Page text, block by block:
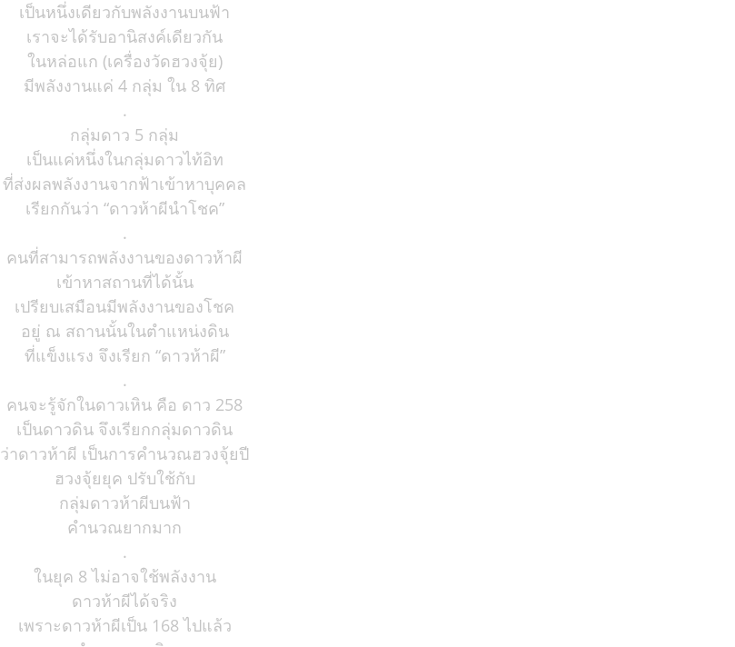
เป็นหนึ่งเดียวกับพลังงานบนฟ้า
เราจะได้รับอานิสงค์เดียวกัน
ในหล่อแก (เครื่องวัดฮวงจุ้ย)
มีพลังงานแค่ 4 กลุ่ม ใน 8 ทิศ
.
กลุ่มดาว 5 กลุ่ม
เป็นแค่หนึ่งในกลุ่มดาวไท้อิท
ที่ส่งผลพลังงานจากฟ้าเข้าหาบุคคล
เรียกกันว่า “ดาวห้าผีนำโชค”
.
คนที่สามารถพลังงานของดาวห้าผี
เข้าหาสถานที่ได้นั้น
เปรียบเสมือนมีพลังงานของโชค
อยู่ ณ สถานนั้นในตำแหน่งดิน
ที่แข็งแรง จึงเรียก “ดาวห้าผี”
.
คนจะรู้จักในดาวเหิน คือ ดาว 258
เป็นดาวดิน จึงเรียกกลุ่มดาวดิน
ว่าดาวห้าผี เป็นการคำนวณฮวงจุ้ยปี
ฮวงจุ้ยยุค ปรับใช้กับ
กลุ่มดาวห้าผีบนฟ้า
คำนวณยากมาก
.
ในยุค 8 ไม่อาจใช้พลังงาน
ดาวห้าผีได้จริง
เพราะดาวห้าผีเป็น 168 ไปแล้ว